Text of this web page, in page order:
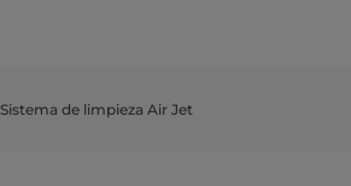
Sistema de limpieza Air Jet